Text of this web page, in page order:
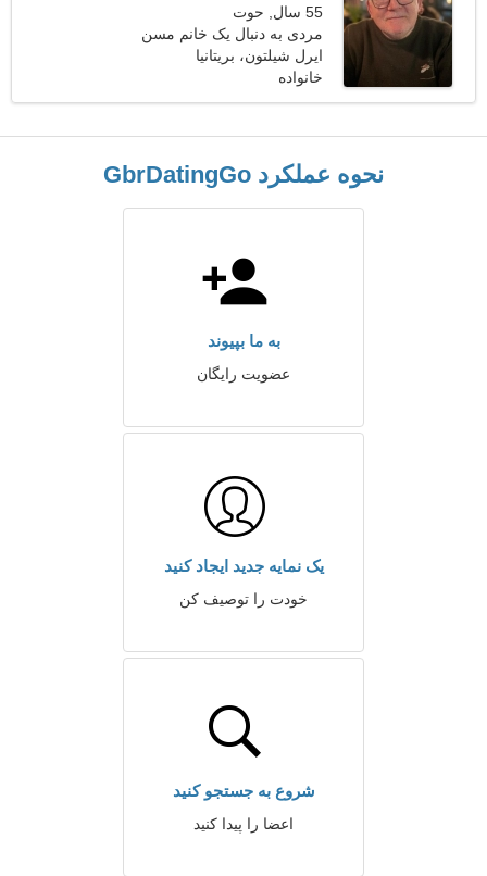
55 سال, حوت
مردی به دنبال یک خانم مسن
ایرل شیلتون، بریتانیا
خانواده
نحوه عملکرد GbrDatingGo
به ما بپیوند
عضویت رایگان
یک نمایه جدید ایجاد کنید
خودت را توصیف کن
شروع به جستجو کنید
اعضا را پیدا کنید